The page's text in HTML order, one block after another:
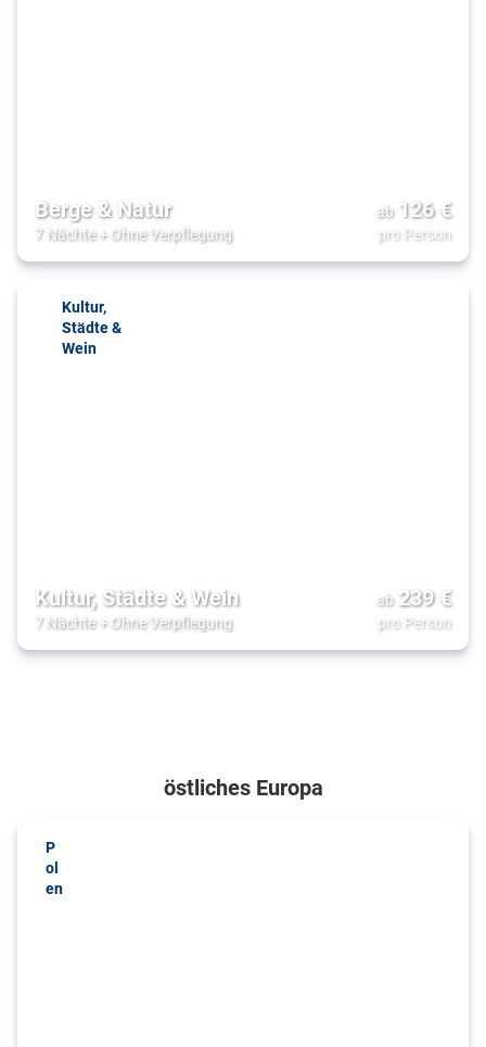
Berge & Natur
7 Nächte+ Ohne Verpflegung
ab 126€
pro Person
Kultur,
Städte &
Wein
Kultur, Städte & Wein
7 Nächte+ Ohne Verpflegung
ab 239€
pro Person
östliches Europa
P
ol
en